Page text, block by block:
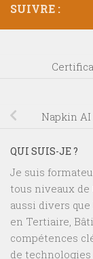
SUIVRE :
Napkin
QUI SUIS-JE ?
Je suis
tous niveaux de
aussi divers
en Tertiaire,
compétences
de technologies